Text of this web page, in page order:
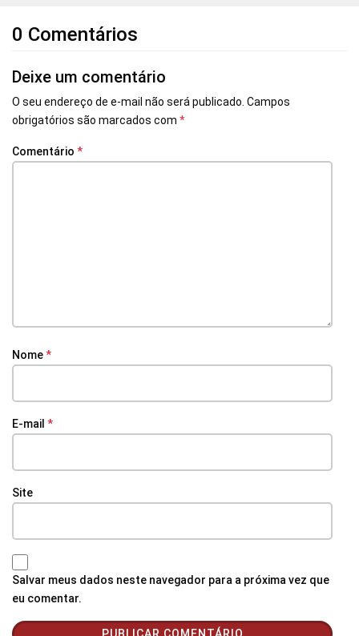
0 Comentários
Deixe um comentário
O seu endereço de e-mail não será publicado. Campos
obrigatórios são marcados com *
Comentário *
Nome*
E-mail *
Site
Salvar meus dados neste navegador para a próxima vez que
eu comentar.